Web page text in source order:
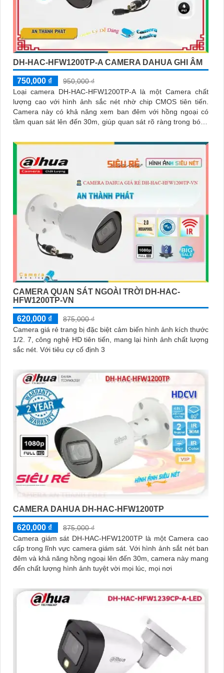
DH-HAC-HFW1200TP-A CAMERA DAHUA GHI ÂM
750,000 ₫
950,000 ₫
Loại camera DH-HAC-HFW1200TP-A là một Camera chất
lượng cao với hình ảnh sắc nét nhờ chip CMOS tiên tiến.
Camera này có khả năng xem ban đêm với hồng ngoại có
tầm quan sát lên đến 30m, giúp quan sát rõ ràng trong bóng
CAMERA QUAN SÁT NGOÀI TRỜI DH-HAC-
HFW1200TP-VN
620,000 ₫
875,000 ₫
Camera giá rẻ trang bị đặc biệt cảm biến hình ảnh kích thước
1/2. 7, công nghệ HD tiên tiến, mang lại hình ảnh chất lượng
sắc nét. Với tiêu cự cố định 3
CAMERA DAHUA DH-HAC-HFW1200TP
620,000 ₫
875,000 ₫
Camera giám sát DH-HAC-HFW1200TP là một Camera cao
cấp trong lĩnh vực camera giám sát. Với hình ảnh sắt nét ban
đêm và khả năng hồng ngoại lên đến 30m, camera này mang
đến chất lượng hình ảnh tuyệt vời mọi lúc, mọi nơi